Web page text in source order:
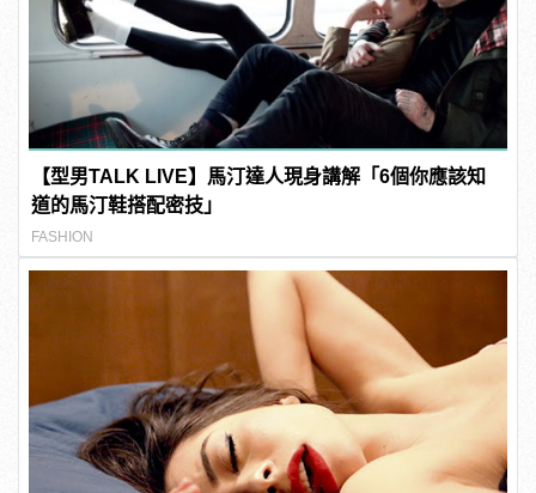
【型男TALK LIVE】馬汀達人現身講解「6個你應該知
道的馬汀鞋搭配密技」
FASHION